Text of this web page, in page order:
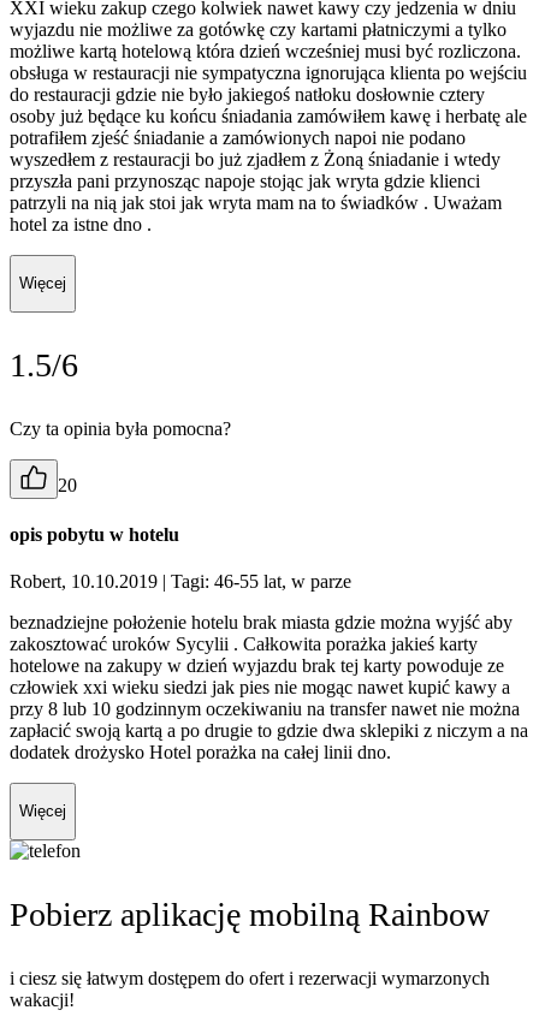
XXI wieku zakup czego kolwiek nawet kawy czy jedzenia w dniu
wyjazdu nie możliwe za gotówkę czy kartami płatniczymi a tylko
możliwe kartą hotelową która dzień wcześniej musi być rozliczona.
obsługa w restauracji nie sympatyczna ignorująca klienta po wejściu
do restauracji gdzie nie było jakiegoś natłoku dosłownie cztery
osoby już będące ku końcu śniadania zamówiłem kawę i herbatę ale
potrafiłem zjeść śniadanie a zamówionych napoi nie podano
wyszedłem z restauracji bo już zjadłem z Żoną śniadanie i wtedy
przyszła pani przynosząc napoje stojąc jak wryta gdzie klienci
patrzyli na nią jak stoi jak wryta mam na to świadków . Uważam
hotel za istne dno .
Więcej
1.5/6
Czy ta opinia była pomocna?
20
opis pobytu w hotelu
Robert, 10.10.2019 | Tagi: 46-55 lat, w parze
beznadziejne położenie hotelu brak miasta gdzie można wyjść aby
zakosztować uroków Sycylii . Całkowita porażka jakieś karty
hotelowe na zakupy w dzień wyjazdu brak tej karty powoduje ze
człowiek xxi wieku siedzi jak pies nie mogąc nawet kupić kawy a
przy 8 lub 10 godzinnym oczekiwaniu na transfer nawet nie można
zapłacić swoją kartą a po drugie to gdzie dwa sklepiki z niczym a na
dodatek drożysko Hotel porażka na całej linii dno.
Więcej
Pobierz aplikację mobilną Rainbow
i ciesz się łatwym dostępem do ofert i rezerwacji wymarzonych
wakacji!